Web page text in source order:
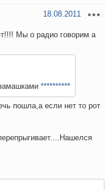
18.08.2011
Мы о радио говорим а
**********
пошла,а если нет то рот